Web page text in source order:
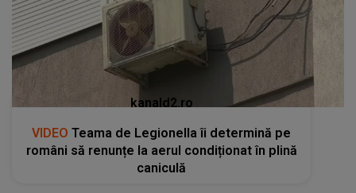
kanald2.ro
VIDEO Teama de Legionella îi determină pe
români să renunțe la aerul condiționat în plină
caniculă